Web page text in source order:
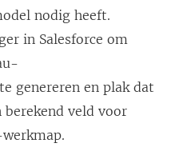
nodig heeft.
in Salesforce om
genereren en plak dat
berekend veld voor